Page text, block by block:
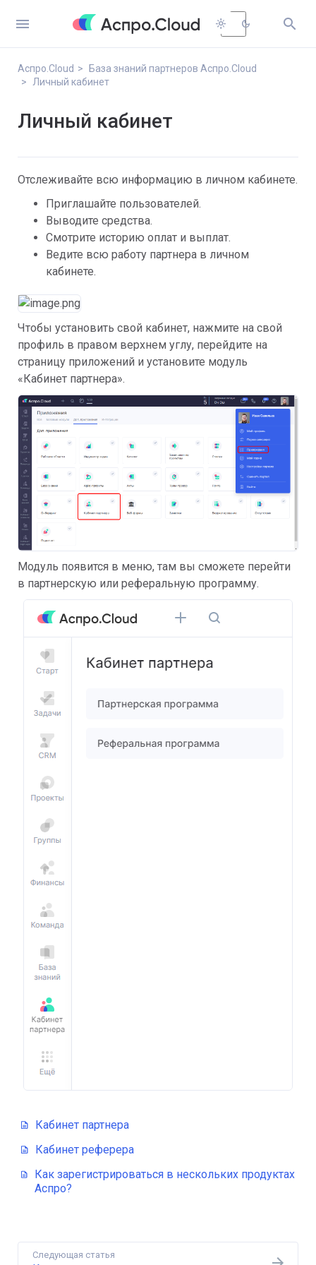
 light_mode dark_mode 
Аспро.Cloud
База знаний партнеров Аспро.Cloud
Личный кабинет
Личный кабинет
Отслеживайте всю информацию в личном кабинете.
Приглашайте пользователей.
Выводите средства.
Смотрите историю оплат и выплат.
Ведите всю работу партнера в личном
кабинете.
Чтобы установить свой кабинет, нажмите на свой
профиль в правом верхнем углу, перейдите на
страницу приложений и установите модуль
«Кабинет партнера».
Модуль появится в меню, там вы сможете перейти
в партнерскую или реферальную программу.
Кабинет партнера
Кабинет реферера
Как зарегистрироваться в нескольких продуктах
Аспро?
Следующая статья